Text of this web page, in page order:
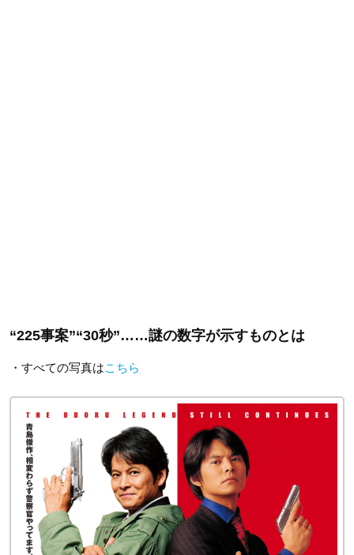
“225事案”“30秒”……謎の数字が示すものとは
・すべての写真はこちら